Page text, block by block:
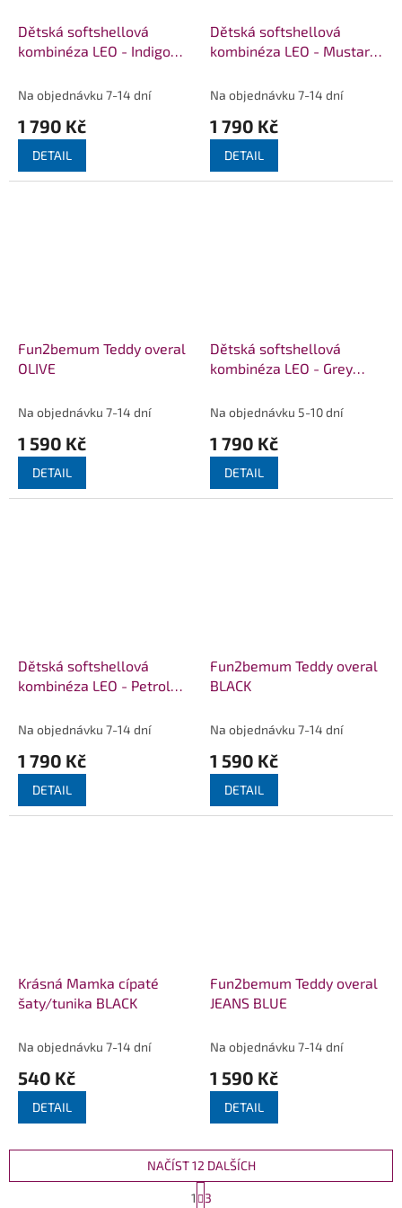
Dětská softshellová
kombinéza LEO - Indigo
Na objednávku 7-14 dní
1 790 Kč
DETAIL
Dětská softshellová
kombinéza LEO - Mustard
Na objednávku 7-14 dní
1 790 Kč
DETAIL
Fun2bemum Teddy overal
OLIVE
Na objednávku 7-14 dní
1 590 Kč
DETAIL
Dětská softshellová
kombinéza LEO - Grey
Na objednávku 5-10 dní
1 790 Kč
DETAIL
Dětská softshellová
kombinéza LEO - Petrol
Na objednávku 7-14 dní
1 790 Kč
DETAIL
Fun2bemum Teddy overal
BLACK
Na objednávku 7-14 dní
1 590 Kč
DETAIL
Krásná Mamka cípaté
šaty/tunika BLACK
Na objednávku 7-14 dní
540 Kč
DETAIL
Fun2bemum Teddy overal
JEANS BLUE
Na objednávku 7-14 dní
1 590 Kč
DETAIL
NAČÍST 12 DALŠÍCH
S
t
1
3